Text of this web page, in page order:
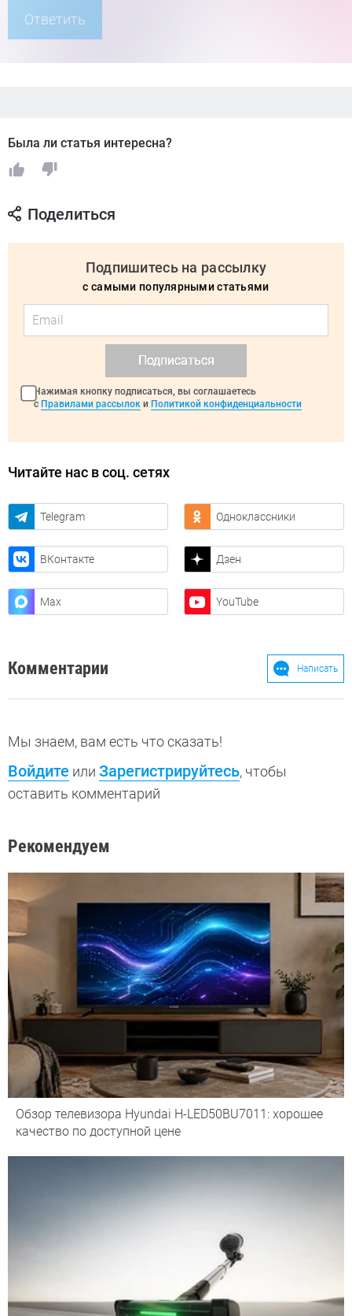
Ответить
Была ли статья интересна?
Поделиться
Подпишитесь на рассылку
с самыми популярными статьями
Подписаться
Нажимая кнопку подписаться, вы соглашаетесь
с Правилами рассылок и Политикой конфиденциальности
Читайте нас в соц. сетях
Telegram Одноклассники
ВКонтакте Дзен
Max YouTube
Комментарии Написать
Мы знаем, вам есть что сказать!
Войдите или Зарегистрируйтесь, чтобы
оставить комментарий
Рекомендуем
Обзор телевизора Hyundai H-LED50BU7011: хорошее
качество по доступной цене